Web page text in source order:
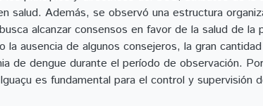
salud. Además, se observó una estructura
alcanzar consensos en favor de la salud de la
ausencia de algunos consejeros, la gran
de dengue durante el período de observación.
es fundamental para el control y supervisión